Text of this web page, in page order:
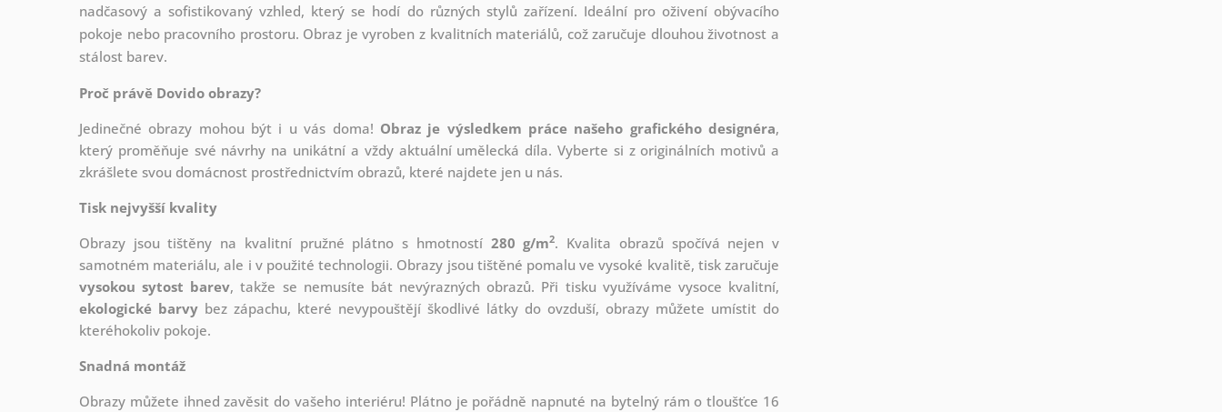
nadčasový a sofistikovaný vzhled, který se hodí do různých stylů zařízení. Ideální pro oživení obývacího
pokoje nebo pracovního prostoru. Obraz je vyroben z kvalitních materiálů, což zaručuje dlouhou životnost a
stálost barev.
Proč právě Dovido obrazy?
Jedinečné obrazy mohou být i u vás doma! Obraz je výsledkem práce našeho grafického designéra,
který proměňuje své návrhy na unikátní a vždy aktuální umělecká díla. Vyberte si z originálních motivů a
zkrášlete svou domácnost prostřednictvím obrazů, které najdete jen u nás.
Tisk nejvyšší kvality
Obrazy jsou tištěny na kvalitní pružné plátno s hmotností 280 g/m2. Kvalita obrazů spočívá nejen v
samotném materiálu, ale i v použité technologii. Obrazy jsou tištěné pomalu ve vysoké kvalitě, tisk zaručuje
vysokou sytost barev, takže se nemusíte bát nevýrazných obrazů. Při tisku využíváme vysoce kvalitní,
ekologické barvy bez zápachu, které nevypouštějí škodlivé látky do ovzduší, obrazy můžete umístit do
kteréhokoliv pokoje.
Snadná montáž
Obrazy můžete ihned zavěsit do vašeho interiéru! Plátno je pořádně napnuté na bytelný rám o tloušťce 16